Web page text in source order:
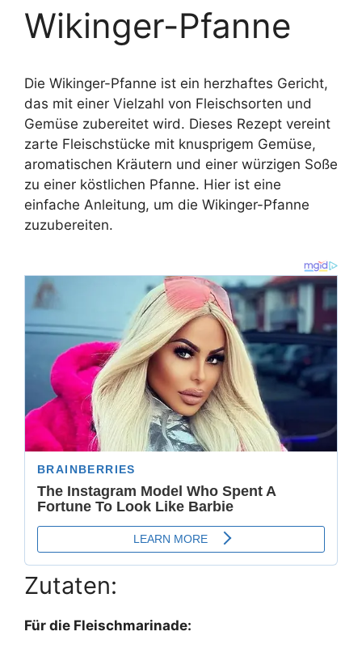
Wikinger-Pfanne
Die Wikinger-Pfanne ist ein herzhaftes Gericht,
das mit einer Vielzahl von Fleischsorten und
Gemüse zubereitet wird. Dieses Rezept vereint
zarte Fleischstücke mit knusprigem Gemüse,
aromatischen Kräutern und einer würzigen Soße
zu einer köstlichen Pfanne. Hier ist eine
einfache Anleitung, um die Wikinger-Pfanne
zuzubereiten.
Zutaten:
Für die Fleischmarinade: